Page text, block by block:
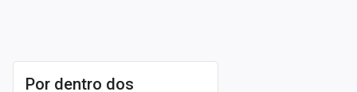
Por dentro dos